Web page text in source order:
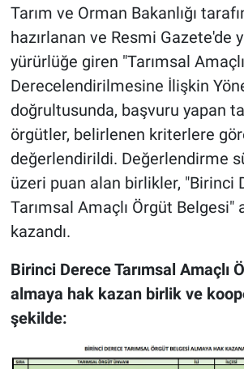
Tarım ve Orman Bakanlığı
hazırlanan ve Resmi Gazete'de
yürürlüğe giren "Tarımsal
Derecelendirilmesine İlişkin
doğrultusunda, başvuru yapan
örgütler, belirlenen kriterlere
değerlendirildi. Değerlendirme
üzeri puan alan birlikler, "Birinci
Tarımsal Amaçlı Örgüt Belgesi"
kazandı.
Birinci Derece Tarımsal Amaçlı
almaya hak kazan birlik ve
şekilde: